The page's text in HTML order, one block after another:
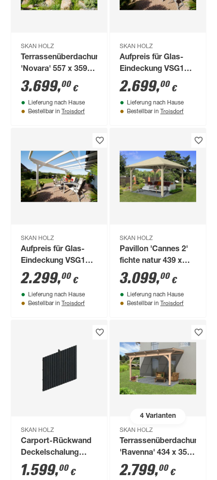
SKAN HOLZ
Terrassenüberdachung
'Novara' 557 x 359
cm Leimholz
Doppelstegplatten
schiefergrau
3.699,00 €
Lieferung nach Hause
Bestellbar in Troisdorf
SKAN HOLZ
Aufpreis für Glas-
Eindeckung VSG10
mm 648 x 350 cm
2.699,00 €
Lieferung nach Hause
Bestellbar in Troisdorf
SKAN HOLZ
Aufpreis für Glas-
Eindeckung VSG10
mm 541 x 350 cm
2.299,00 €
Lieferung nach Hause
Bestellbar in Troisdorf
SKAN HOLZ
Pavillon 'Cannes 2'
fichte natur 439 x
439 cm
3.099,00 €
Lieferung nach Hause
Bestellbar in Troisdorf
SKAN HOLZ
Carport-Rückwand
Deckelschalung
anthrazit 362 x 330
cm
1.599,00 €
4Varianten
SKAN HOLZ
Terrassenüberdachung
'Ravenna' 434 x 350
cm Douglasie
Doppelstegplatten
2.799,00 €